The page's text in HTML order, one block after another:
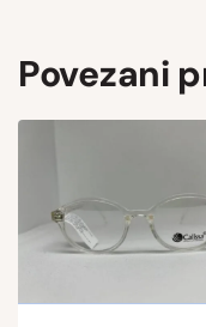
Povezani